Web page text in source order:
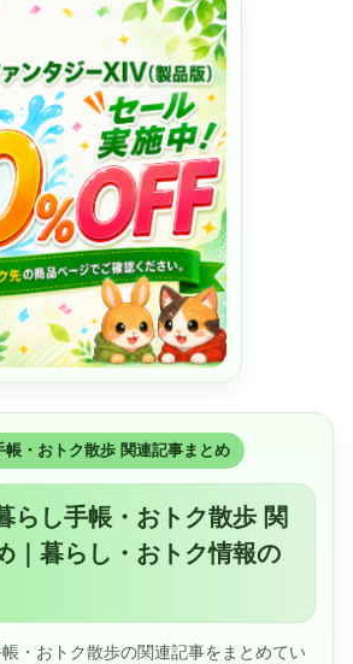
帳・おトク散歩 関連記事まとめ
らし手帳・おトク散歩 関
｜暮らし・おトク情報の
・おトク散歩の関連記事をまとめてい